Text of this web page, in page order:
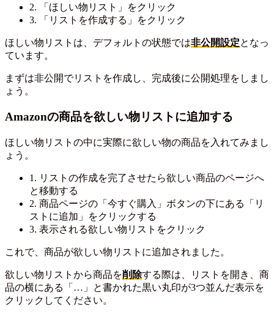
2. 「ほしい物リスト」をクリック
3. 「リストを作成する」をクリック
ほしい物リストは、デフォルトの状態では非公開設定となっ
ています。
まずは非公開でリストを作成し、完成後に公開処理をしまし
ょう。
Amazonの商品を欲しい物リストに追加する
ほしい物リストの中に実際に欲しい物の商品を入れてみまし
ょう。
1. リストの作成を完了させたら欲しい商品のページへ
と移動する
2. 商品ページの「今すぐ購入」ボタンの下にある「リ
ストに追加」をクリックする
3. 表示される欲しい物リストをクリック
これで、商品が欲しい物リストに追加されました。
欲しい物リストから商品を削除する際は、リストを開き、商
品の横にある「…」と書かれた黒い丸印が3つ並んだ表示を
クリックしてください。